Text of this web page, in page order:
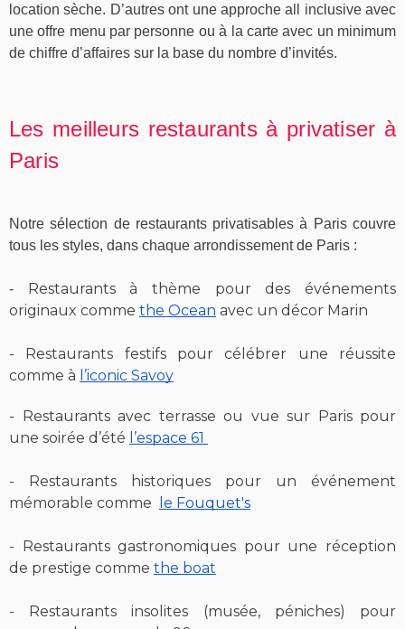
location sèche. D’autres ont une approche all inclusive avec
une offre menu par personne ou à la carte avec un minimum
de chiffre d’affaires sur la base du nombre d’invités.
Les meilleurs restaurants à privatiser à
Paris
Notre sélection de restaurants privatisables à Paris couvre
tous les styles, dans chaque arrondissement de Paris :
-
Restaurants à thème pour des événements
originaux comme the Ocean avec un décor Marin
- Restaurants festifs pour célébrer une réussite
comme à l’iconic Savoy
- Restaurants avec terrasse ou vue sur Paris pour
une soirée d’été l’espace 61
- Restaurants historiques pour un événement
mémorable comme
e Fouquet's
- Restaurants gastronomiques pour une réception
de prestige comme the boat
- Restaurants insolites (musée, péniches) pour